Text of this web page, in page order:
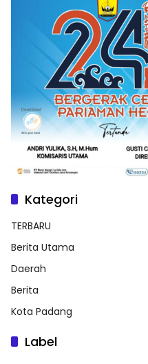
Kategori
TERBARU
Berita Utama
Daerah
Berita
Kota Padang
Label